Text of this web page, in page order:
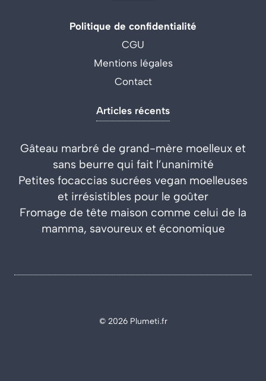
Politique de confidentialité
CGU
Mentions légales
Contact
Articles récents
Gâteau marbré de grand-mère moelleux et
sans beurre qui fait l’unanimité
Petites focaccias sucrées vegan moelleuses
et irrésistibles pour le goûter
Fromage de tête maison comme celui de la
mamma, savoureux et économique
© 2026 Plumeti.fr